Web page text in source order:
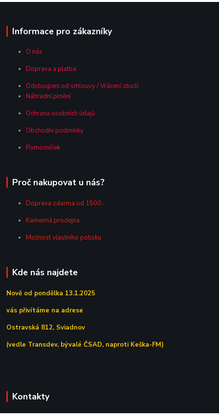
Informace pro zákazníky
O nás
Doprava a platba
Odstoupeni od smlouvy / Vrácení zboží
Náhradní plnění
Ochrana osobních údajů
Obchodní podmínky
Pomocníček
Proč nakupovat u nás?
Doprava zdarma od 1500,-
Kamenná prodejna
Možnost vlastního potisku
Kde nás najdete
Nově od pondělka 13.1.2025
vás přivítáme na adrese
Ostravská 812, Sviadnov
(vedle Transdev, bývalé ČSAD, naproti Keška-FM)
Kontakty